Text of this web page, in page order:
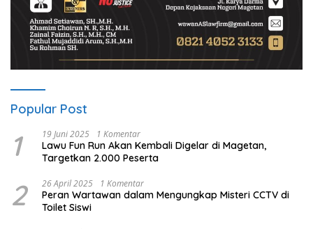
Popular Post
1 19 Juni 2025 1 Komentar
Lawu Fun Run Akan Kembali Digelar di Magetan,
Targetkan 2.000 Peserta
2 26 April 2025 1 Komentar
Peran Wartawan dalam Mengungkap Misteri CCTV di
Toilet Siswi